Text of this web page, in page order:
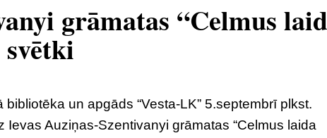
grāmatas “Celmus
svētki
bibliotēka un apgāds “Vesta-LK” 5.septembrī plkst.
Ievas Auziņas-Szentivanyi grāmatas “Celmus laida